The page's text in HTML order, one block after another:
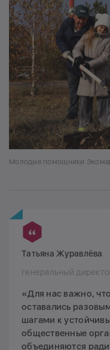
Молодые помощники
Татьяна Журавлёва
генеральный
«Для нас важно,
оставались
шагами к
общественные
объединяются